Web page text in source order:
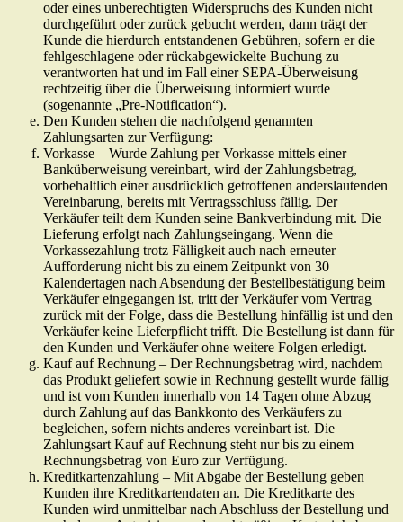
oder eines unberechtigten Widerspruchs des Kunden nicht
durchgeführt oder zurück gebucht werden, dann trägt der
Kunde die hierdurch entstandenen Gebühren, sofern er die
fehlgeschlagene oder rückabgewickelte Buchung zu
verantworten hat und im Fall einer SEPA-Überweisung
rechtzeitig über die Überweisung informiert wurde
(sogenannte „Pre-Notification“).
Den Kunden stehen die nachfolgend genannten
Zahlungsarten zur Verfügung:
Vorkasse – Wurde Zahlung per Vorkasse mittels einer
Banküberweisung vereinbart, wird der Zahlungsbetrag,
vorbehaltlich einer ausdrücklich getroffenen anderslautenden
Vereinbarung, bereits mit Vertragsschluss fällig. Der
Verkäufer teilt dem Kunden seine Bankverbindung mit. Die
Lieferung erfolgt nach Zahlungseingang. Wenn die
Vorkassezahlung trotz Fälligkeit auch nach erneuter
Aufforderung nicht bis zu einem Zeitpunkt von 30
Kalendertagen nach Absendung der Bestellbestätigung beim
Verkäufer eingegangen ist, tritt der Verkäufer vom Vertrag
zurück mit der Folge, dass die Bestellung hinfällig ist und den
Verkäufer keine Lieferpflicht trifft. Die Bestellung ist dann für
den Kunden und Verkäufer ohne weitere Folgen erledigt.
Kauf auf Rechnung – Der Rechnungsbetrag wird, nachdem
das Produkt geliefert sowie in Rechnung gestellt wurde fällig
und ist vom Kunden innerhalb von 14 Tagen ohne Abzug
durch Zahlung auf das Bankkonto des Verkäufers zu
begleichen, sofern nichts anderes vereinbart ist. Die
Zahlungsart Kauf auf Rechnung steht nur bis zu einem
Rechnungsbetrag von Euro zur Verfügung.
Kreditkartenzahlung – Mit Abgabe der Bestellung geben
Kunden ihre Kreditkartendaten an. Die Kreditkarte des
Kunden wird unmittelbar nach Abschluss der Bestellung und